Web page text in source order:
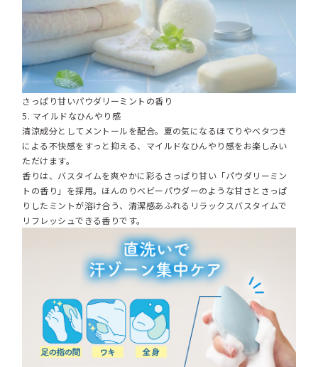
さっぱり甘いパウダリーミントの香り
5. マイルドなひんやり感
清涼成分としてメントールを配合。夏の気になるほてりやベタつき
による不快感をすっと抑える、マイルドなひんやり感をお楽しみい
ただけます。
香りは、バスタイムを爽やかに彩るさっぱり甘い「パウダリーミン
トの香り」を採用。ほんのりベビーパウダーのような甘さとさっぱ
りしたミントが溶け合う、清潔感あふれるリラックスバスタイムで
リフレッシュできる香りです。